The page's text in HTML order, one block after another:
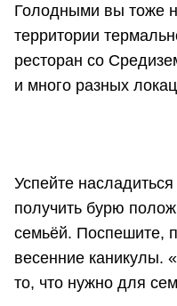
Голодными вы тоже
территории
ресторан со
и много разных
Успейте
получить бурю
семьёй. Поспешите,
весенние каникулы.
то, что нужно для